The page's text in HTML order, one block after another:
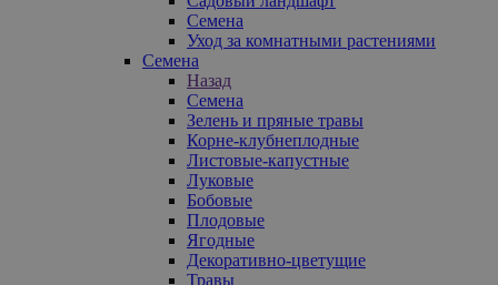
Семена
Уход за комнатными растениями
Семена
Назад
Семена
Зелень и пряные травы
Корне-клубнеплодные
Листовые-капустные
Луковые
Бобовые
Плодовые
Ягодные
Декоративно-цветущие
Травы